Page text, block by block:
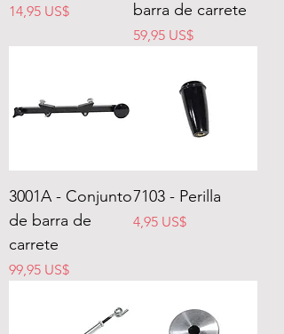
Precio
14,95 US$
barra de carrete
Precio
59,95 US$
3001A - Conjunto
de barra de
carrete
Precio
99,95 US$
7103 - Perilla
Precio
4,95 US$